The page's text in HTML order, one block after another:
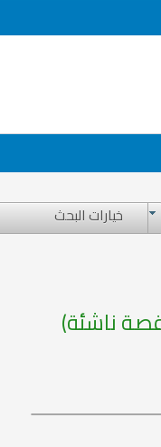
خيارات البحث
ناشئة)